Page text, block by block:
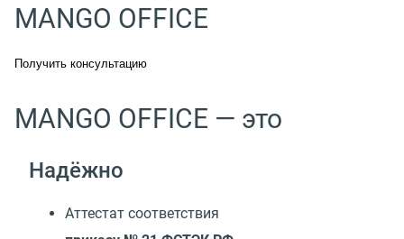
MANGO OFFICE
Получить консультацию
MANGO OFFICE — это
Надёжно
Аттестат соответствия